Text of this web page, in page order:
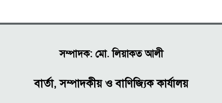
সম্পাদক: মো. লিয়াকত আলী
বার্তা, সম্পাদকীয় ও বাণিজ্যিক কার্যালয়